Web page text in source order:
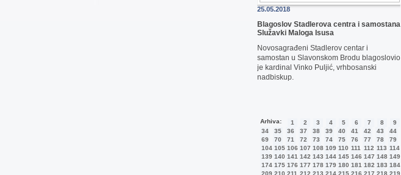
25.05.2018
Blagoslov Stadlerova centra i samostana
Služavki Maloga Isusa
Novosagrađeni Stadlerov centar i
samostan u Slavonskom Brodu blagoslovio
je kardinal Vinko Puljić, vrhbosanski
nadbiskup.
Arhiva: 1 2 3 4 5 6 7 8 9
34
35 36 37 38 39 40 41 42 43 44
69
70 71 72 73 74 75 76 77 78 79
104 105 106 107 108 109 110 111 112 113 114
139 140 141 142 143 144 145 146 147 148 149
174 175 176 177 178 179 180 181 182 183 184
209 210 211 212 213 214 215 216 217 218 219